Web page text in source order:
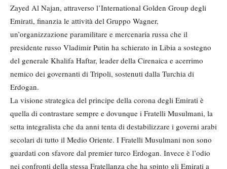
Zayed Al Najan, attraverso l’International Golden Group degli
Emirati, finanzia le attività del Gruppo Wagner,
un’organizzazione paramilitare e mercenaria russa che il
presidente russo Vladimir Putin ha schierato in Libia a sostegno
del generale Khalifa Haftar, leader della Cirenaica e acerrimo
nemico dei governanti di Tripoli, sostenuti dalla Turchia di
Erdogan.
La visione strategica del principe della corona degli Emirati è
quella di contrastare sempre e dovunque i Fratelli Musulmani, la
setta integralista che da anni tenta di destabilizzare i governi arabi
secolari di tutto il Medio Oriente. I Fratelli Musulmani non sono
guardati con sfavore dal premier turco Erdogan. Invece è l’odio
nei confronti della stessa Fratellanza che ha spinto gli Emirati a